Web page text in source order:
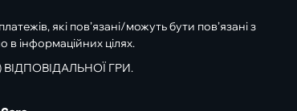
які пов’язані/можуть бути пов’язані з
в інформаційних цілях.
ГРИ.